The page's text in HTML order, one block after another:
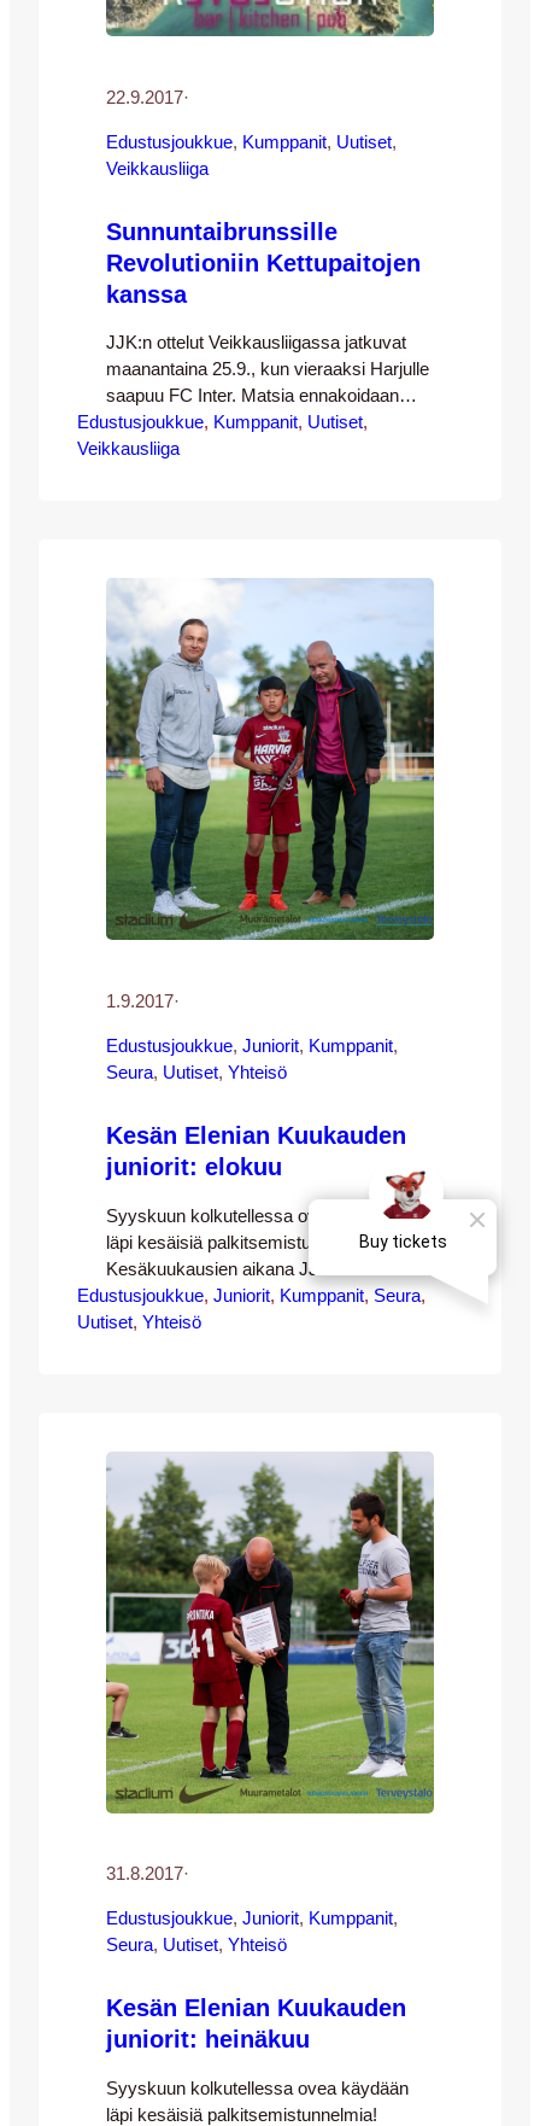
22.9.2017·
Edustusjoukkue, Kumppanit, Uutiset
Veikkausliiga
Sunnuntaibrunssille
Revolutioniin Kettupaitojen
kanssa
JJK:n ottelut Veikkausliigassa jatkuvat
maanantaina 25.9., kun vieraaksi Harjulle
saapuu FC Inter. Matsia ennakoidaan
sunnuntaina Revolutionin
brunssitarjoilujen äärellä! Revolutionossa
katettu klo 12-16 ja JJK:n joukkue on
paikalla noin klo 12:30 eteenpäin, heti
Inter-otteluun valmistavien harjoitustensa
jälkeen! Kettupaidat ovat vapaasti
tavattavissa – tule…
Edustusjoukkue, Kumppanit, Uutiset
Veikkausliiga
1.9.2017·
Edustusjoukkue, Juniorit, Kumppanit
Seura, Uutiset, Yhteisö
Kesän Elenian Kuukauden
juniorit: elokuu
Syyskuun kolkutellessa ovea käydään
läpi kesäisiä palkitsemistunnelmia!
Kesäkuukausien aikana JJK:n
kotiotteluissa on palkittu kolme Elenian
Kuukauden junioria JJK:n mittavasta
Elenialta Timo Piippanen. Valinna
perustelut kuuluivat seuraavasti: ”Seoyu
on erinomainen laukaus ja syöttötaito
sekä lukee peliä hyvin. Hän liikkuu pallon
kanssa…
Edustusjoukkue, Juniorit, Kumppanit, Seura
Uutiset, Yhteisö
31.8.2017·
Edustusjoukkue, Juniorit, Kumppanit
Seura, Uutiset, Yhteisö
Kesän Elenian Kuukauden
juniorit: heinäkuu
Syyskuun kolkutellessa ovea käydään
läpi kesäisiä palkitsemistunnelmia!